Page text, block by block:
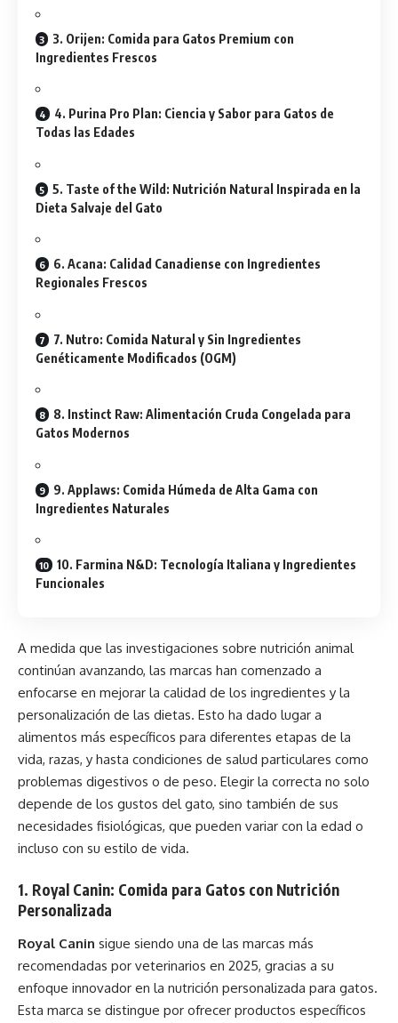
3. Orijen: Comida para Gatos Premium con
Ingredientes Frescos
4. Purina Pro Plan: Ciencia y Sabor para Gatos de
Todas las Edades
5. Taste of the Wild: Nutrición Natural Inspirada en la
Dieta Salvaje del Gato
6. Acana: Calidad Canadiense con Ingredientes
Regionales Frescos
7. Nutro: Comida Natural y Sin Ingredientes
Genéticamente Modificados (OGM)
8. Instinct Raw: Alimentación Cruda Congelada para
Gatos Modernos
9. Applaws: Comida Húmeda de Alta Gama con
Ingredientes Naturales
10. Farmina N&D: Tecnología Italiana y Ingredientes
Funcionales
A medida que las investigaciones sobre nutrición animal
continúan avanzando, las marcas han comenzado a
enfocarse en mejorar la calidad de los ingredientes y la
personalización de las dietas. Esto ha dado lugar a
alimentos más específicos para diferentes etapas de la
vida, razas, y hasta condiciones de salud particulares como
problemas digestivos o de peso. Elegir la correcta no solo
depende de los gustos del gato, sino también de sus
necesidades fisiológicas, que pueden variar con la edad o
incluso con su estilo de vida.
1. Royal Canin: Comida para Gatos con Nutrición
Personalizada
Royal Canin sigue siendo una de las marcas más
recomendadas por veterinarios en 2025, gracias a su
enfoque innovador en la nutrición personalizada para gatos.
Esta marca se distingue por ofrecer productos específicos